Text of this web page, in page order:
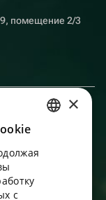
помещение 2/3
информационных
по размещению
ENGLISH
UKRAINIAN
×
с